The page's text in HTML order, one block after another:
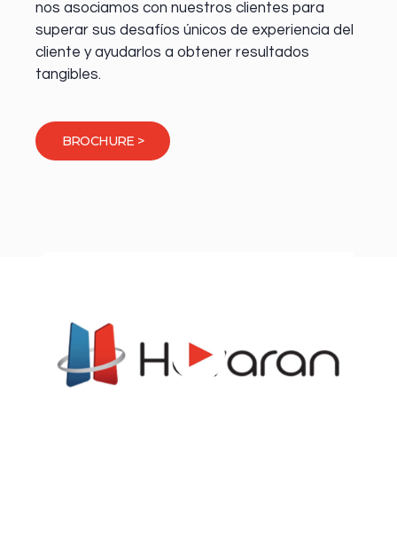
nos asociamos con nuestros clientes para
superar sus desafíos únicos de experiencia del
cliente y ayudarlos a obtener resultados
tangibles.
BROCHURE >